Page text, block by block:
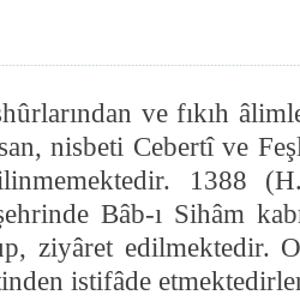
ve fıkıh
nisbeti Cebertî ve
1388
Bâb-ı Sihâm
ziyâret edilmektedir.
istifâde